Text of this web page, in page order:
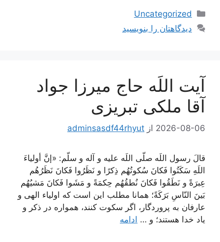
دسته‌ها
Uncategorized
دیدگاهتان را بنویسید
آیت اللَه حاج میرزا جواد
آقا ملکی تبریزی
2026-08-06 از adminsasdf44rhyut
قالَ رسول اللَه صلّى اللَه عليه و آله و سلّم: «إنَّ أولياءَ
اللَهِ سَكَتُوا فَكانَ سُكوتُهُم ذِكرًا و نَظَرُوا فَكانَ نَظَرُهُم
عِبرَةً و نَطَقُوا فَكانَ نُطقُهُم حِكمَةً و مَشَوا فَكانَ مَشيُهُم
بَينَ النّاسِ بَرَكَةً؛ همانا مطلب اين است كه اولياء الهى و
عارفان به پروردگار، اگر سكوت كنند، همواره در ذكر و
ياد خدا هستند؛ و … ادامه